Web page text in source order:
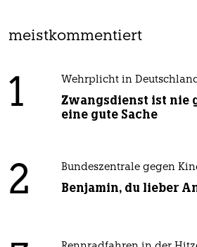
meistkommentiert
1 Wehrplicht in
Zwangsdienst ist nie
eine gute Sache
2 Bundeszentrale gegen
Benjamin, du lieber